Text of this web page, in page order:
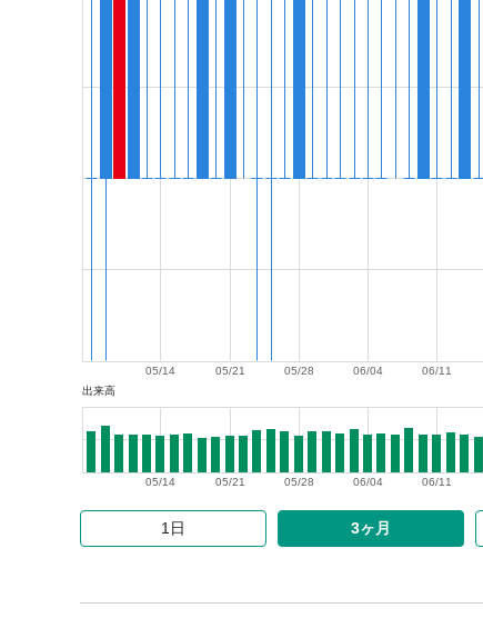
06/11
06/04
05/28
05/21
05/14
出来高
06/11
06/04
05/28
05/21
05/14
1日 3ヶ月